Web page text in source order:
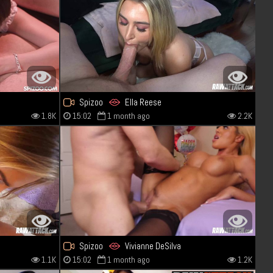
1.8K
Spizoo Ella Reese
15:02 1 month ago 2.2K
1.1K
Spizoo Vivianne DeSilva
15:02 1 month ago 1.2K